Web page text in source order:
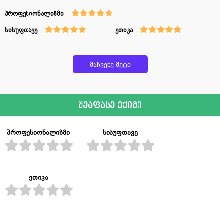
პროფესიონალიზმი
სისუფთავე ეთიკა
მაჩვენე მეტი
შეაფასე ექიმი
პროფესიონალიზმი სისუფთავე
ეთიკა